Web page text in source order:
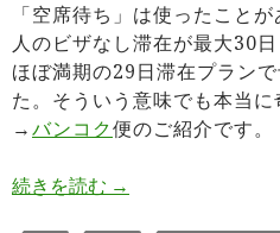
「空席待ち」は使ったことが
人のビザなし滞在が最大30
ほぼ満期の29日滞在プラン
た。そういう意味でも本当
→バンコク便のご紹介です。
続きを読む ANA NH847羽田→
→